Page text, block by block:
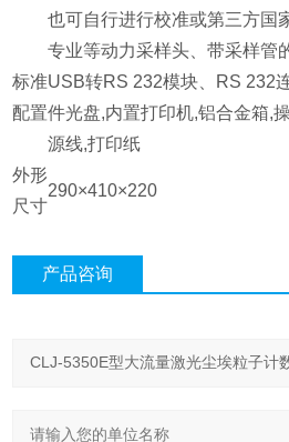
也可自行进行校准或第三方国
标准
配置
专业等动力采样头、带采样管
USB转RS 232模块、RS 232
件光盘,内置打印机,铝合金箱,
源线,打印纸
外形
尺寸
290×410×220
产品咨询